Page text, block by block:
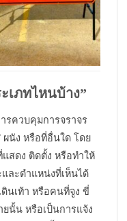
เภทไหนบ้าง”
รควบคุมการจราจร
นัง หรือที่อื่นใด โดย
สดง ติดตั้ง หรือทำให้
ละตำแหน่งที่เห็นได้
นเท้า หรือคนที่จูง ขี่
นั้น หรือเป็นการแจ้ง